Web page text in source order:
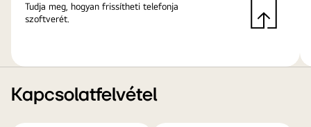
Tudja meg, hogyan frissítheti telefonja
szoftverét.
Kapcsolatfelvétel